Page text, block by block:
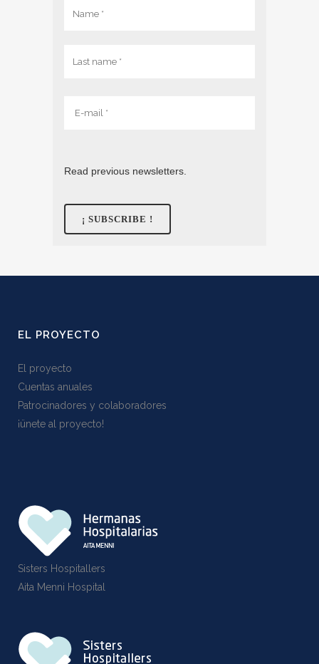
Read previous newsletters.
EL PROYECTO
El proyecto
Cuentas anuales
Patrocinadores y colaboradores
¡ünete al proyecto!
Sisters Hospitallers
Aita Menni Hospital